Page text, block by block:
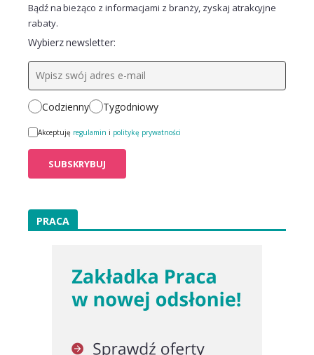
Bądź na bieżąco z informacjami z branży, zyskaj atrakcyjne
rabaty.
Wybierz newsletter:
Codzienny Tygodniowy
Akceptuję regulamin i politykę prywatności
PRACA